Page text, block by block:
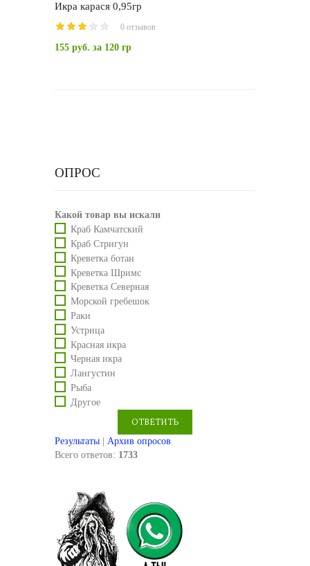
Икра карася 0,95гр
0 отзывов
155 руб. за 120 гр
ОПРОС
Какой товар вы искали
Краб Камчатский
Краб Стригун
Креветка ботан
Креветка Шримс
Креветка Северная
Морской гребешок
Раки
Устрица
Красная икра
Черная икра
Лангустин
Рыба
Другое
Результаты | Архив опросов
Всего ответов: 1733